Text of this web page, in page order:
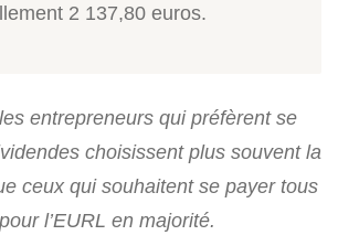
2 137,80 euros.
entrepreneurs qui préfèrent se
choisissent plus souvent la
ceux qui souhaitent se payer tous
l’EURL en majorité.